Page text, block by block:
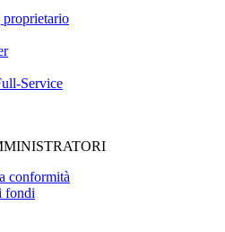
Service
conformità
fondi